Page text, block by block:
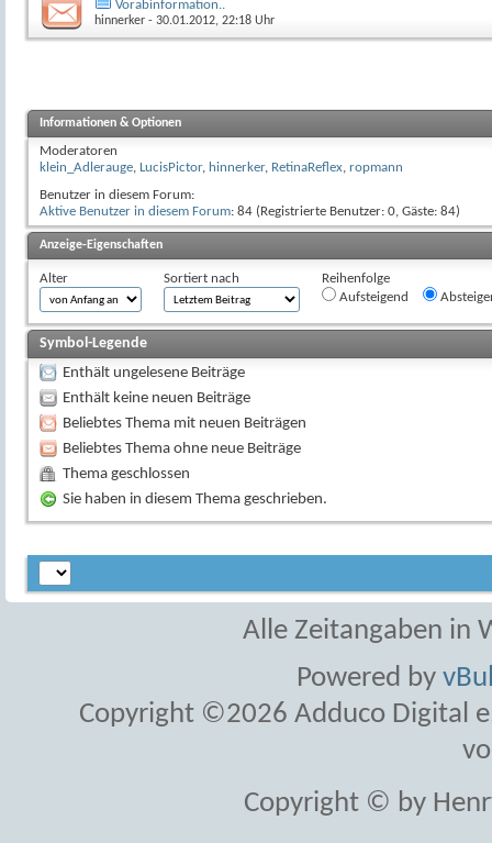
Vorabinformation..
hinnerker - 30.01.2012, 22:18 Uhr
Informationen & Optionen
Moderatoren
klein_Adlerauge, LucisPictor, hinnerker, RetinaReflex, ropmann
Benutzer in diesem Forum:
Aktive Benutzer in diesem Forum: 84 (Registrierte Benutzer: 0, Gäste: 84)
Anzeige-Eigenschaften
Alter Sortiert nach
Reihenfolge
Aufsteigend
Symbol-Legende
Enthält ungelesene Beiträge
Enthält keine neuen Beiträge
Beliebtes Thema mit neuen Beiträgen
Beliebtes Thema ohne neue Beiträge
Thema geschlossen
Sie haben in diesem Thema geschrieben.
Alle Zeitangaben in
Powered by
Copyright ©2026 Adduco Digital
Copyright © by